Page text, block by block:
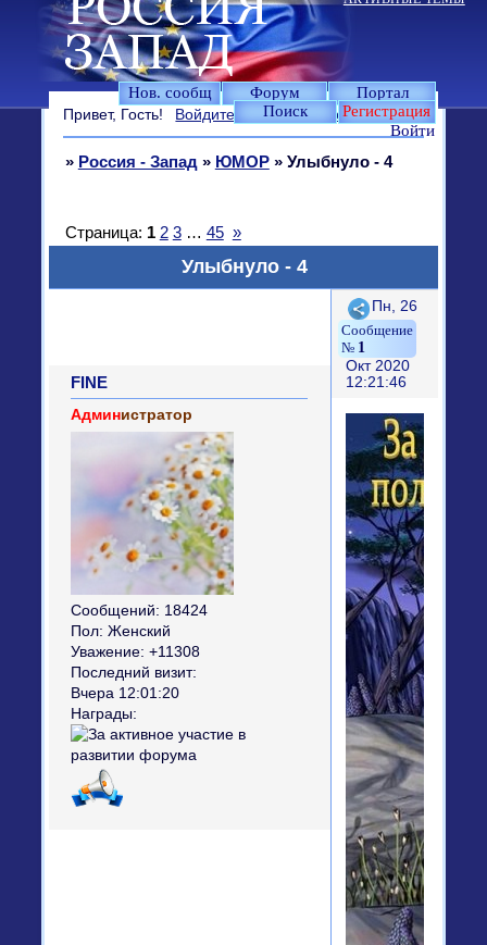
Нов. сообщ Форум
Портал
Поиск
Регистрация
Войти
Привет, Гость! Войдите илизарегистрируйтесь.
» Россия - Запад » ЮМОР » Улыбнуло - 4
Улыбнуло - 4
Страница: 1 2 3 … 45 »
Поделиться
1
Пн, 26
Окт 2020
12:21:46
FINE
Администратор
Сообщений: 18424
Пол: Женский
Уважение: +11308
Последний визит:
Вчера 12:01:20
Награды: